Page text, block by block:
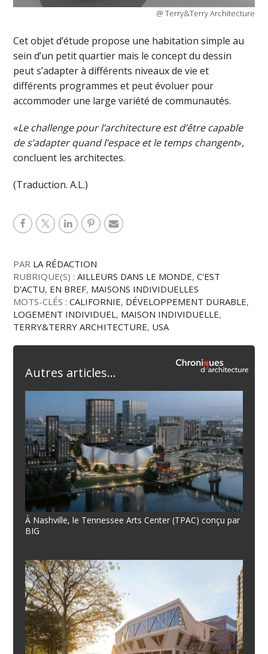
@ Terry&Terry Architecture
Cet objet d’étude propose une habitation simple au
sein d’un petit quartier mais le concept du dessin
peut s’adapter à différents niveaux de vie et
différents programmes et peut évoluer pour
accommoder une large variété de communautés.
«Le challenge pour l’architecture est d’être capable
de s’adapter quand l’espace et le temps changent»,
concluent les architectes.
(Traduction. A.L.)
PAR LA RÉDACTION
RUBRIQUE(S) :AILLEURS DANS LE MONDE,C'EST
D'ACTU, EN BREF, MAISONS INDIVIDUELLES
MOTS-CLÉS :CALIFORNIE, DÉVELOPPEMENT DURABLE,
LOGEMENT INDIVIDUEL, MAISON INDIVIDUELLE,
TERRY&TERRY ARCHITECTURE, USA
Autres articles...
À Nashville, le Tennessee Arts Center (TPAC) conçu par
BIG